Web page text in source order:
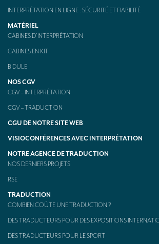
INTERPRÉTATION EN LIGNE : SÉCURITÉ ET FIABILITÉ
MATÉRIEL
CABINES D’INTERPRÉTATION
CABINES EN KIT
BIDULE
NOS CGV
CGV – INTERPRÉTATION
CGV – TRADUCTION
CGU DE NOTRE SITE WEB
VISIOCONFÉRENCES AVEC INTERPRÉTATION
NOTRE AGENCE DE TRADUCTION
NOS DERNIERS PROJETS
RSE
TRADUCTION
COMBIEN COÛTE UNE TRADUCTION ?
DES TRADUCTEURS POUR DES EXPOSITIONS
DES TRADUCTEURS POUR LE SPORT